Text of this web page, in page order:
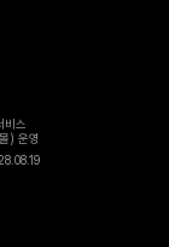
비스
) 운영